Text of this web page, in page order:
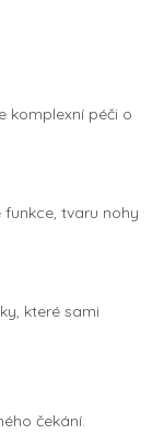
komplexní péči o
tvaru nohy
které sami
čekání.